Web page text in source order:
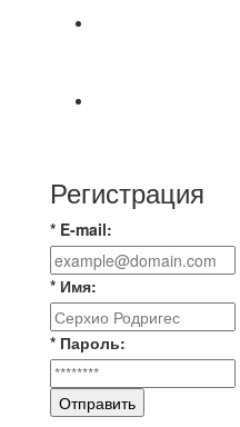
Регистрация
* E-mail:
* Имя:
* Пароль:
Отправить